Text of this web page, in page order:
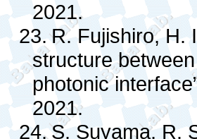
2021.
23.R. Fujishiro, H.
structure
photonic
2021.
24.S. Suyama, R.